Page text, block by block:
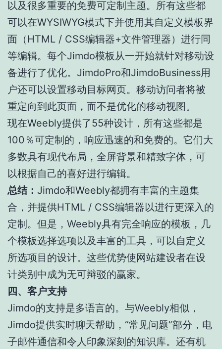
以及很多重要的免费可定制主题。所有这些都
可以在WYSIWYG模式下并使用其自定义模板界
面（HTML / CSS编辑器+文件管理器）进行同
等编辑。每个Jimdo模板从一开始就针对移动设
备进行了优化。JimdoPro和JimdoBusiness用
户还可以设置移动目标网页。移动访问者将被
重定向到此页面，而不是优化的移动视图。
现在Weebly提供了55种设计，所有这些都是
100％可定制的，响应迅速的和免费的。它们大
多数具有现代布局，全屏背景和精致字体，可
以根据自己的喜好进行编辑。
总结： Jimdo和Weebly都拥有丰富的主题集
合，并提供HTML / CSS编辑器以进行更深入的
定制。但是，Weebly具有完全响应的模板，几
个模板选择选项以及丰富的工具，可以自定义
所选项目的设计。这些优势使网站建设者在设
计类别中成为无可辩驳的赢家。
四、客户支持
Jimdo的支持是多语言的。与Weebly相似，
Jimdo提供实时聊天帮助，“常见问题”部分，电
子邮件通信和令人印象深刻的知识库。还有机